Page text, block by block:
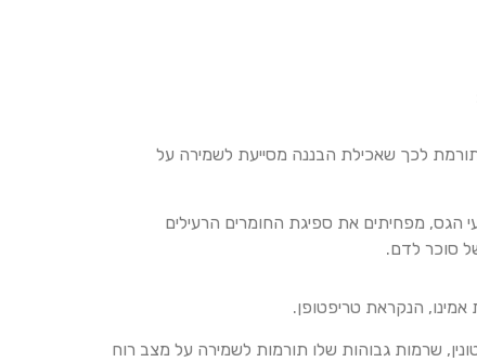
לכך שאכילת הבננה מסייעת לשמירה על
הגס, מפחיתים את ספיגת החומרים הרעילים
סוכר לדם.
הנקראת טריפטופן.
שרמות גבוהות שלו תורמות לשמירה על מצב רוח